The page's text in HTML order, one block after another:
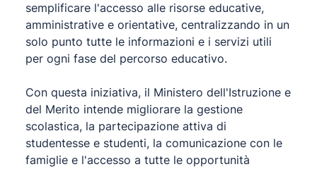
semplificare l'accesso alle risorse educative,
amministrative e orientative, centralizzando in un
solo punto tutte le informazioni e i servizi utili
per ogni fase del percorso educativo.
Con questa iniziativa, il Ministero dell'Istruzione e
del Merito intende migliorare la gestione
scolastica, la partecipazione attiva di
studentesse e studenti, la comunicazione con le
famiglie e l'accesso a tutte le opportunità